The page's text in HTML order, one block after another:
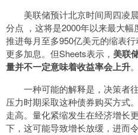
美联储预计北京时间周四凌
分点 ，这将是2000年以来最大
推进每月至多950亿美元的缩表
更多加息。但Sheets表示， 美联
量并不一定意味着收益率会上升。
一种可能的解释是，决策者
压力时期采取这种债券购买方式
走高。量化紧缩发生在经济增长
下，这可能导致增长放缓，进而